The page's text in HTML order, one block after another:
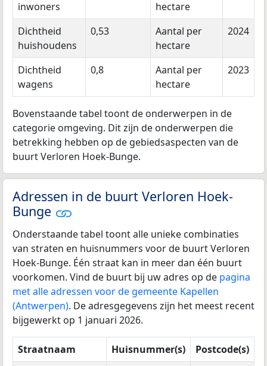
inwoners
hectare
Dichtheid
huishoudens
0,53
Aantal per
hectare
2024
Dichtheid
wagens
0,8
Aantal per
hectare
2023
Bovenstaande tabel toont de onderwerpen in de
categorie omgeving. Dit zijn de onderwerpen die
betrekking hebben op de gebiedsaspecten van de
buurt Verloren Hoek-Bunge.
Adressen in de buurt Verloren Hoek-
Bunge
Onderstaande tabel toont alle unieke combinaties
van straten en huisnummers voor de buurt Verloren
Hoek-Bunge. Één straat kan in meer dan één buurt
voorkomen. Vind de buurt bij uw adres op de pagina
met alle adressen voor de gemeente Kapellen
(Antwerpen). De adresgegevens zijn het meest recent
bijgewerkt op 1 januari 2026.
Straatnaam Huisnummer(s)
Postcode(s)